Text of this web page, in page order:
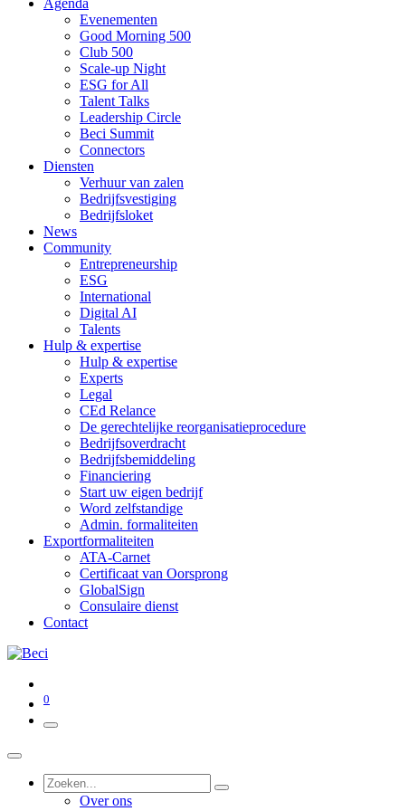
Evenementen
Good Morning 500
Club 500
Scale-up Night
ESG for All
Talent Talks
Leadership Circle
Beci Summit
Connectors
Diensten
Verhuur van zalen
Bedrijfsvestiging
Bedrijfsloket
News
Community
Entrepreneurship
ESG
International
Digital AI
Talents
Hulp & expertise
Hulp & expertise
Experts
Legal
CEd Relance
De gerechtelijke reorganisatieprocedure
Bedrijfsoverdracht
Bedrijfsbemiddeling
Financiering
Start uw eigen bedrijf
Word zelfstandige
Admin. formaliteiten
Exportformaliteiten
ATA-Carnet
Certificaat van Oorsprong
GlobalSign
Consulaire dienst
Contact
0
Over ons